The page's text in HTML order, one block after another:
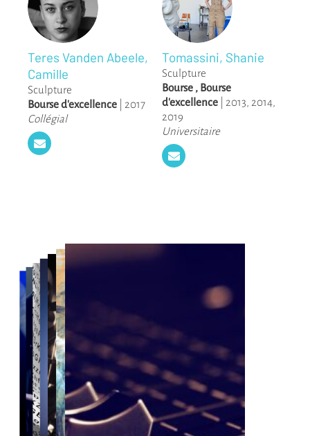
Teres Vanden Abeele,
Camille
Sculpture
Bourse d'excellence
2017
Collégial
Tomassini, Shanie
Sculpture
Bourse , Bourse
d'excellence
2013 2014
2019
Universitaire